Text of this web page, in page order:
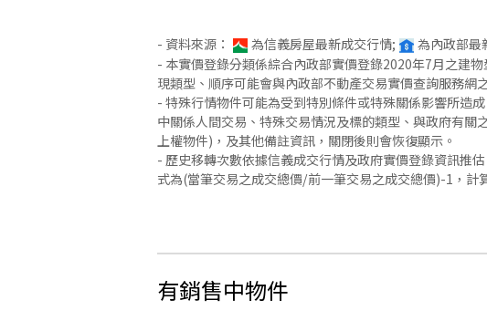
- 資料來源： 為信義房屋最新成交行情; 為內政部最
- 本實價登錄分類係綜合內政部實價登錄2020年7月之建
現類型、順序可能會與內政部不動產交易實價查詢服務網
- 特殊行情物件可能為受到特別條件或特殊關係影響所造
中關係人間交易、特殊交易情況及標的類型、與政府有
上權物件)，及其他備註資訊，關閉後則會恢復顯示。
- 歷史移轉次數依據信義成交行情及政府實價登錄資訊推
式為(當筆交易之成交總價/前一筆交易之成交總價)-1，計
有銷售中物件